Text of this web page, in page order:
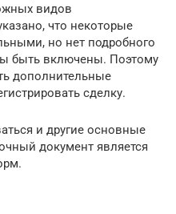
видов
что некоторые
но нет подробного
быть включены. Поэтому
дополнительные
сделку.
и другие основные
документ является